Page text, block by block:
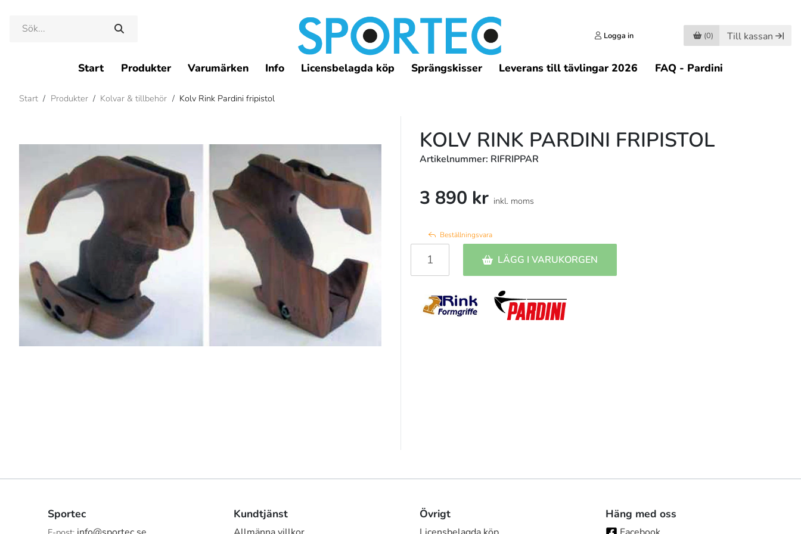
Logga in (0) Till kassan
Start Produkter Varumärken Info Licensbelagda köp Sprängskisser Leverans till tävlingar 2026 FAQ - Pardini
Start / Produkter / Kolvar & tillbehör / Kolv Rink Pardini fripistol
KOLV RINK PARDINI FRIPISTOL
Artikelnummer: RIFRIPPAR
3 890 kr inkl. moms
Beställningsvara
LÄGG I VARUKORGEN
Sportec Kundtjänst Övrigt Häng med oss